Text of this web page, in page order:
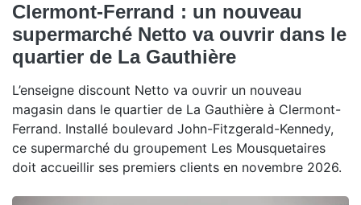
Clermont-Ferrand : un nouveau
supermarché Netto va ouvrir dans le
quartier de La Gauthière
L’enseigne discount Netto va ouvrir un nouveau
magasin dans le quartier de La Gauthière à Clermont-
Ferrand. Installé boulevard John-Fitzgerald-Kennedy,
ce supermarché du groupement Les Mousquetaires
doit accueillir ses premiers clients en novembre 2026.